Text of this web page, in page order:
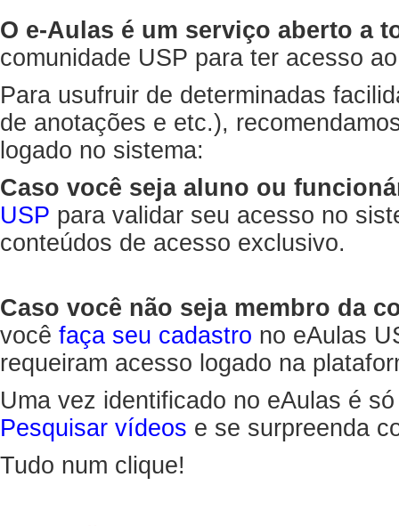
O e-Aulas é um serviço aberto a
comunidade USP para ter acesso
Para usufruir de determinadas
de anotações e etc.),
logado no sistema:
Caso você seja aluno ou
USP para validar seu acesso no
conteúdos de acesso exclusivo.
Caso você não seja membro da
você faça seu cadastro no eAulas
requeiram acesso logado na
Uma vez identificado no eAulas é
Pesquisar vídeos e se surpreenda
Tudo num clique!